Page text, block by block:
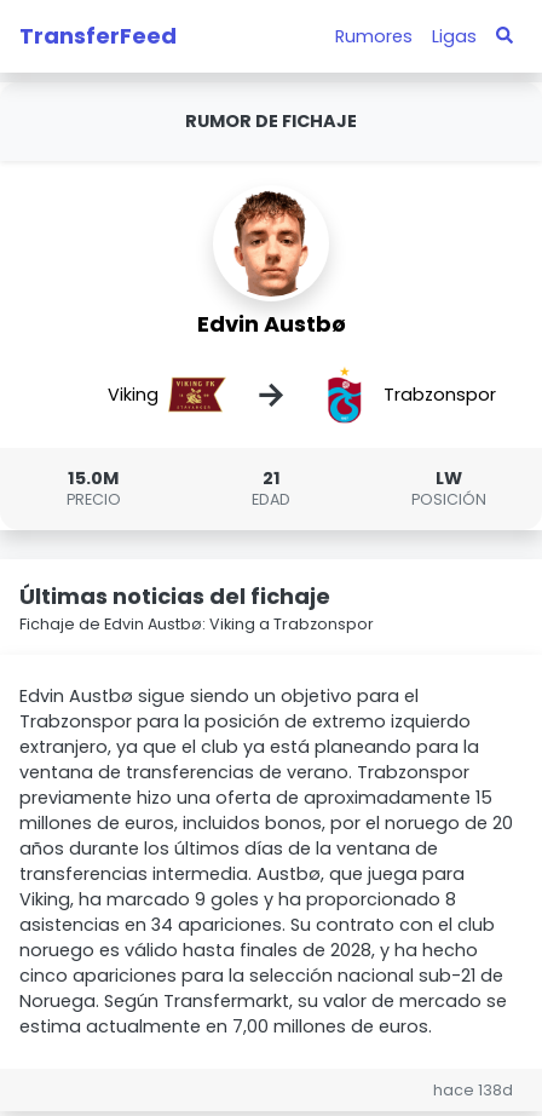
TransferFeed Rumores Ligas
RUMOR DE FICHAJE
Edvin Austbø
Viking → Trabzonspor
15.0M
PRECIO
21
EDAD
LW
POSICIÓN
Últimas noticias del fichaje
Fichaje de Edvin Austbø: Viking a Trabzonspor
Edvin Austbø sigue siendo un objetivo para el
Trabzonspor para la posición de extremo izquierdo
extranjero, ya que el club ya está planeando para la
ventana de transferencias de verano. Trabzonspor
previamente hizo una oferta de aproximadamente 15
millones de euros, incluidos bonos, por el noruego de 20
años durante los últimos días de la ventana de
transferencias intermedia. Austbø, que juega para
Viking, ha marcado 9 goles y ha proporcionado 8
asistencias en 34 apariciones. Su contrato con el club
noruego es válido hasta finales de 2028, y ha hecho
cinco apariciones para la selección nacional sub-21 de
Noruega. Según Transfermarkt, su valor de mercado se
estima actualmente en 7,00 millones de euros.
hace 138d